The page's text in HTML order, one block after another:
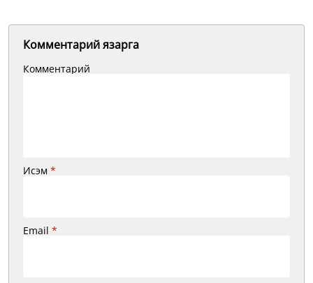
Комментарий язарга
Комментарий
Исэм *
Email *